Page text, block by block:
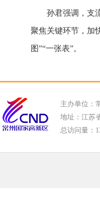
孙君强调，支
聚焦关键环节，加
图”“一张表”。
主办单位：
地址：江苏
总访问量：